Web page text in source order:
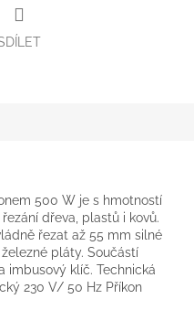
500 W je s hmotností
dřeva, plastů i kovů.
řezat až 55 mm silné
pláty. Součástí
imbusový klíč. Technická
230 V/ 50 Hz Příkon